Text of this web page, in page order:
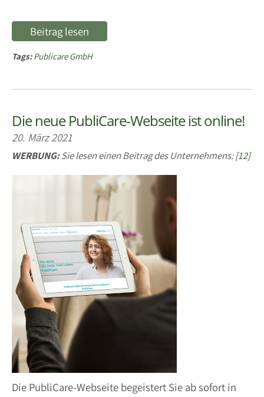
Beitrag lesen
Tags:Publicare GmbH
Die neue PubliCare-Webseite ist online!
20. März 2021
WERBUNG:Sie lesen einen Beitrag des Unternehmens:[12]
Die PubliCare-Webseite begeistert Sie ab sofort in